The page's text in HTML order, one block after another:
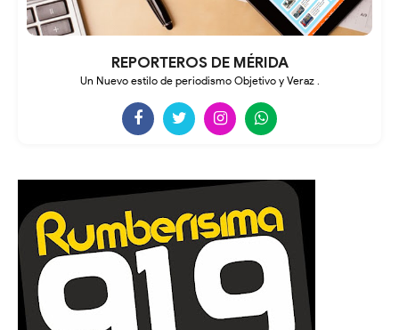
REPORTEROS DE MÉRIDA
Un Nuevo estilo de periodismo Objetivo y Veraz .